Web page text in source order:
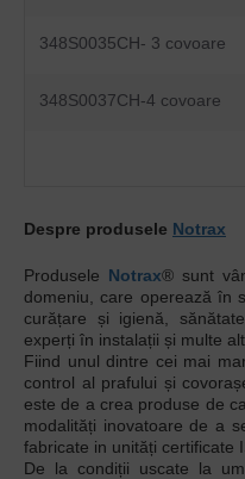
348S0035CH- 3 covoare
348S0037CH-4 covoare
Despre produsele Notrax
Produsele Notrax® sunt
domeniu, care operează în
curățare și igienă,
experți în instalații și multe
Fiind unul dintre cei mai
control al prafului și
este de a crea produse de
modalități inovatoare de a
fabricate in unități certificate
De la condiții uscate la